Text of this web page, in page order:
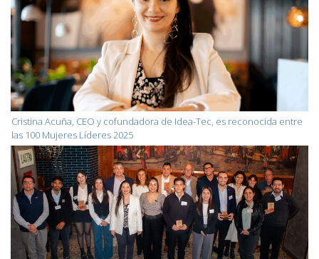
Cristina Acuña, CEO y cofundadora de Idea-Tec, es reconocida entre
las 100 Mujeres Líderes 2025